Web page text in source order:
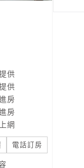
供
供
房
房
網
電話訂房